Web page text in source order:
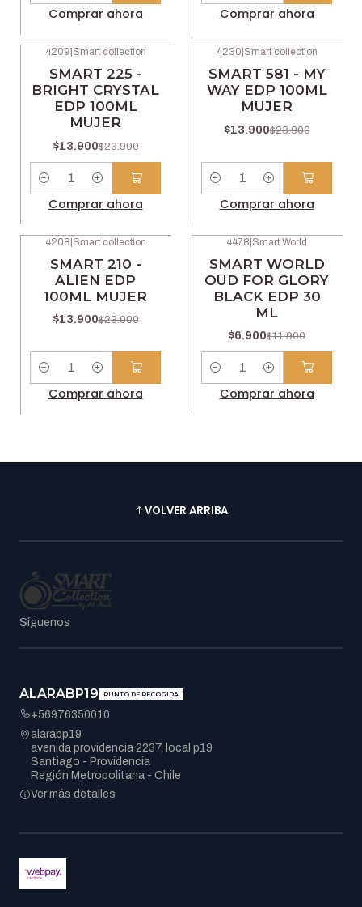
Comprar ahora Comprar ahora
4209 Smart collection
SMART 225 -
BRIGHT CRYSTAL
EDP 100ML
MUJER
$13.900$23.900
Cantidad
Comprar ahora
4230 Smart collection
SMART 581 - MY
WAY EDP 100ML
MUJER
$13.900$23.900
Cantidad
Comprar ahora
4208|Smart collection
SMART 210 -
ALIEN EDP
100ML MUJER
$13.900$23.900
Cantidad
Comprar ahora
4478|Smart World
SMART WORLD
OUD FOR GLORY
BLACK EDP 30
ML
$6.900$11.900
Cantidad
Comprar ahora
VOLVER ARRIBA
Síguenos
ALARABP19 PUNTO DE RECOGIDA
+56976350010
alarabp19
avenida providencia 2237, local p19
Santiago - Providencia
Región Metropolitana - Chile
Ver más detalles